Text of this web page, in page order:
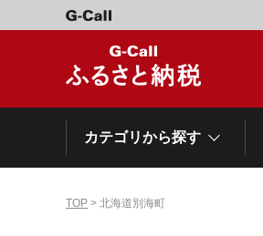
カテゴリから探す
TOP > 北海道別海町